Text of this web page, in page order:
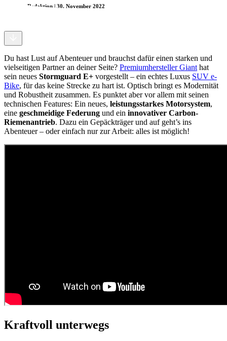
e-motion Redaktion | 30. November 2022
Du hast Lust auf Abenteuer und brauchst dafür einen starken und
vielseitigen Partner an deiner Seite? Premiumhersteller Giant hat
sein neues Stormguard E+ vorgestellt – ein echtes Luxus SUV e-
Bike, für das keine Strecke zu hart ist. Optisch bringt es Modernität
und Robustheit zusammen. Es punktet aber vor allem mit seinen
technischen Features: Ein neues, leistungsstarkes Motorsystem,
eine geschmeidige Federung und ein innovativer Carbon-
Riemenantrieb. Dazu ein Gepäckträger und auf geht’s ins
Abenteuer – oder einfach nur zur Arbeit: alles ist möglich!
Kraftvoll unterwegs